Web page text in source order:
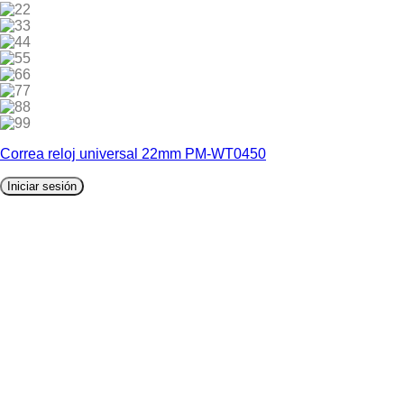
2
3
4
5
6
7
8
9
Correa reloj universal 22mm PM-WT0450
Iniciar sesión